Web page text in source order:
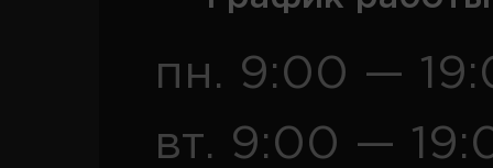
пн. 9:00 —
вт. 9:00 —